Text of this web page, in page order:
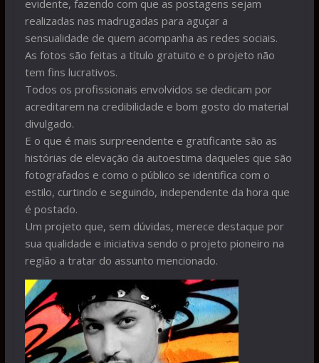
evidente, fazendo com que as postagens sejam
realizadas nas madrugadas para aguçar a
sensualidade de quem acompanha as redes sociais.
As fotos são feitas a título gratuito e o projeto não
tem fins lucrativos.
Todos os profissionais envolvidos se dedicam por
acreditarem na credibilidade e bom gosto do material
divulgado.
E o que é mais surpreendente e gratificante são as
histórias de elevação da autoestima daqueles que são
fotografados e como o público se identifica com o
estilo, curtindo e seguindo, independente da hora que
é postado.
Um projeto que, sem dúvidas, merece destaque por
sua qualidade e iniciativa sendo o projeto pioneiro na
região a tratar do assunto mencionado.